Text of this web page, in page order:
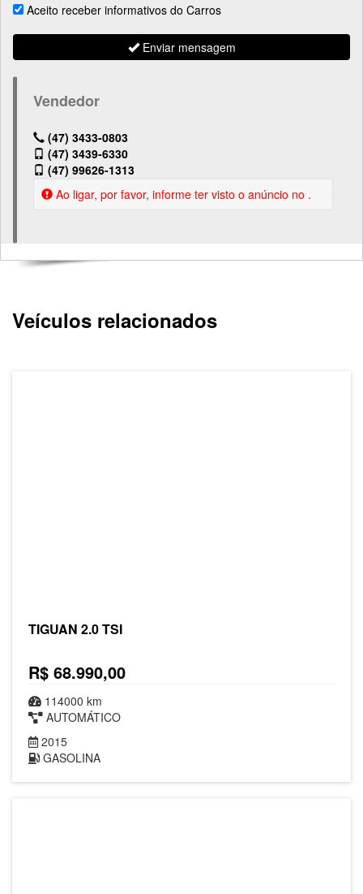
Aceito receber informativos do Carros
Enviar mensagem
Vendedor
(47) 3433-0803
(47) 3439-6330
(47) 99626-1313
Ao ligar, por favor, informe ter visto o anúncio no .
Veículos relacionados
TIGUAN 2.0 TSI
R$ 68.990,00
114000 km
AUTOMÁTICO
2015
GASOLINA